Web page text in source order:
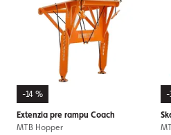
-14 %
Extenzia pre rampu Coach
MTB Hopper
-